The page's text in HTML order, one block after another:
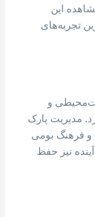
این
تجربه‌های
و
مدیریت پارک
و فرهنگ بومی
نیز حفظ